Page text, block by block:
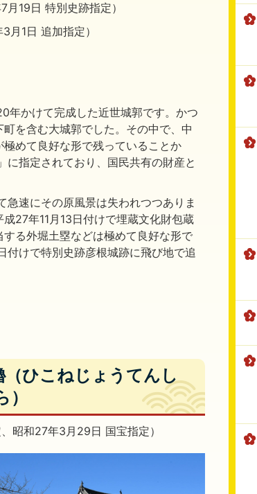
7月19日 特別史跡指定）
3月1日 追加指定）
年かけて完成した近世城郭です。かつ
を含む大城郭でした。その中で、中
めて良好な形で残っていることか
指定されており、国民共有の財産と
速にその原風景は失われつつありま
27年11月13日付けで埋蔵文化財包蔵
る外堀土塁などは極めて良好な形で
けで特別史跡彦根城跡に飛び地で追
（ひこねじょうてんし
昭和27年3月29日 国宝指定）